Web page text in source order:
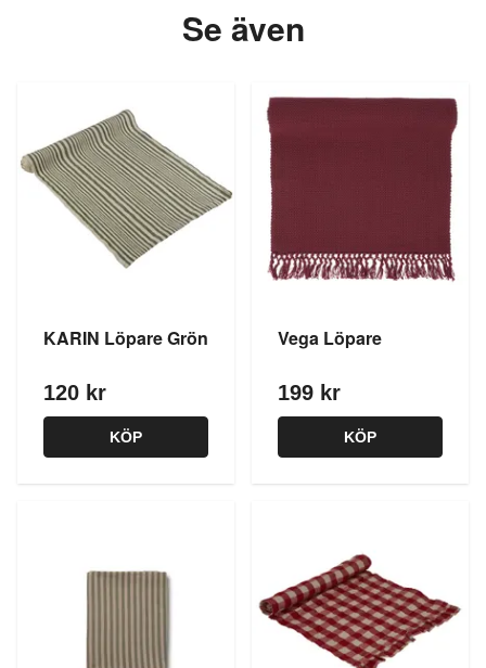
Se även
KARIN Löpare Grön
120 kr
KÖP
Vega Löpare
199 kr
KÖP